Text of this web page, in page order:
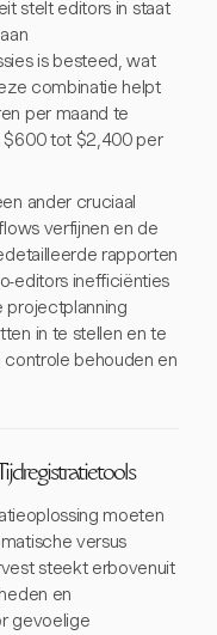
stelt editors in staat
is besteed, wat
combinatie helpt
per maand te
$600 tot $2,400 per
ander cruciaal
verfijnen en de
rapporten
editors inefficiënties
projectplanning
in te stellen en te
controle behouden en
moeten
versus
steekt erbovenuit
en
gevoelige